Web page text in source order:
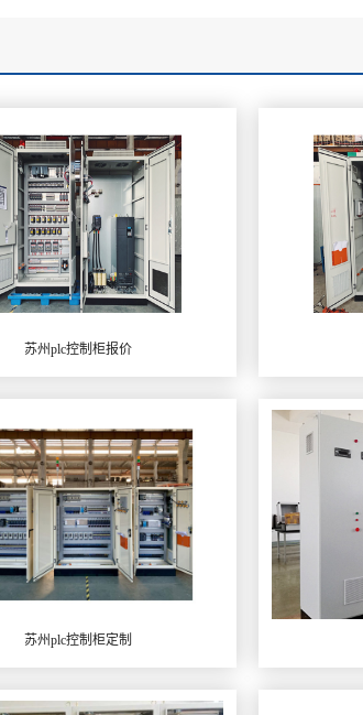
苏州plc控制柜报价
苏州plc控制柜定制